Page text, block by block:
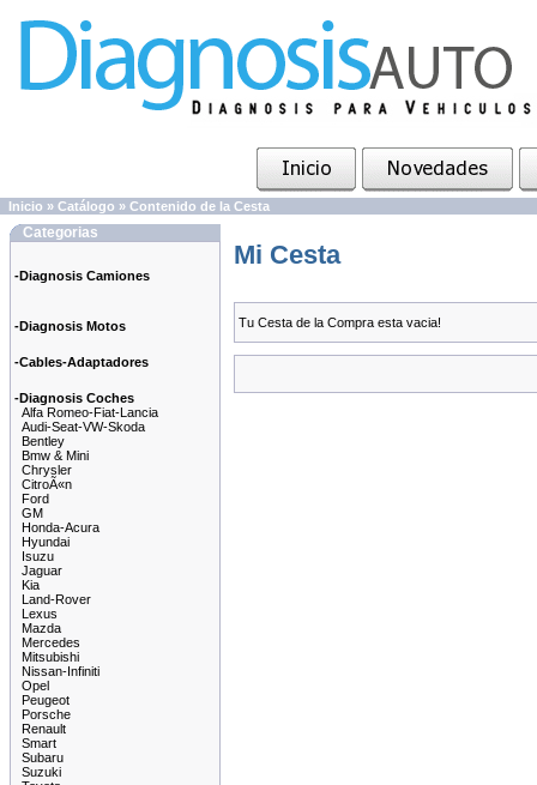
Inicio » Catálogo » Contenido de la Cesta
Categorias
-Diagnosis Camiones
-Diagnosis Motos
-Cables-Adaptadores
-Diagnosis Coches
Alfa Romeo-Fiat-Lancia
Audi-Seat-VW-Skoda
Bentley
Bmw & Mini
Chrysler
CitroÃ«n
Ford
GM
Honda-Acura
Hyundai
Isuzu
Jaguar
Kia
Land-Rover
Lexus
Mazda
Mercedes
Mitsubishi
Nissan-Infiniti
Opel
Peugeot
Porsche
Renault
Smart
Subaru
Suzuki
Mi Cesta
Tu Cesta de la Compra esta vacia!